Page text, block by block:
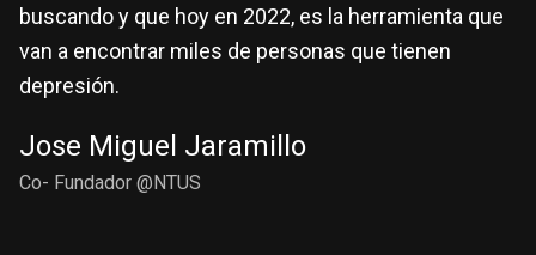
buscando y que hoy en 2022, es la herramienta que
van a encontrar miles de personas que tienen
depresión.
Jose Miguel Jaramillo
Co- Fundador @NTUS